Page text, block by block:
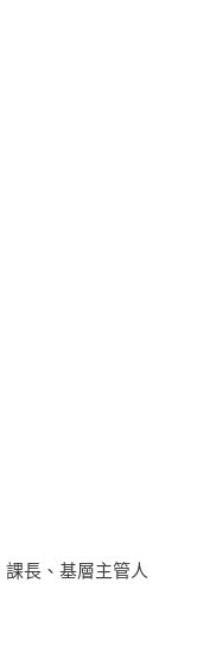
長、基層主管人